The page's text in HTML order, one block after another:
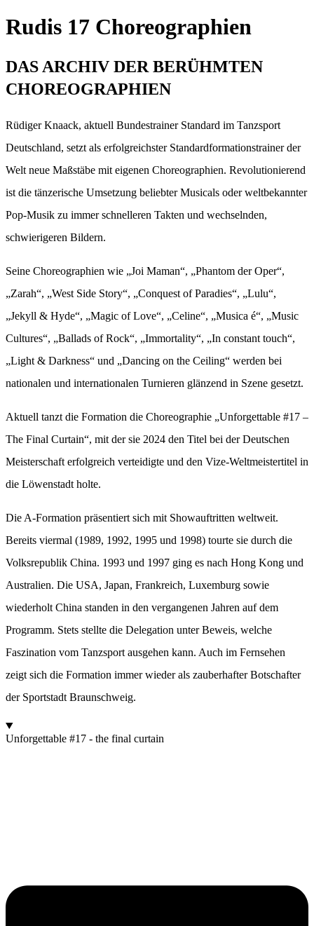
Rudis 17 Choreographien
DAS ARCHIV DER BERÜHMTEN
CHOREOGRAPHIEN
Rüdiger Knaack, aktuell Bundestrainer Standard im Tanzsport
Deutschland, setzt als erfolgreichster Standardformationstrainer der
Welt neue Maßstäbe mit eigenen Choreographien. Revolutionierend
ist die tänzerische Umsetzung beliebter Musicals oder weltbekannter
Pop-Musik zu immer schnelleren Takten und wechselnden,
schwierigeren Bildern.
Seine Choreographien wie „Joi Maman“, „Phantom der Oper“,
„Zarah“, „West Side Story“, „Conquest of Paradies“, „Lulu“,
„Jekyll & Hyde“, „Magic of Love“, „Celine“, „Musica é“, „Music
Cultures“, „Ballads of Rock“, „Immortality“, „In constant touch“,
„Light & Darkness“ und „Dancing on the Ceiling“ werden bei
nationalen und internationalen Turnieren glänzend in Szene gesetzt.
Aktuell tanzt die Formation die Choreographie „Unforgettable #17 –
The Final Curtain“, mit der sie 2024 den Titel bei der Deutschen
Meisterschaft erfolgreich verteidigte und den Vize-Weltmeistertitel in
die Löwenstadt holte.
Die A-Formation präsentiert sich mit Showauftritten weltweit.
Bereits viermal (1989, 1992, 1995 und 1998) tourte sie durch die
Volksrepublik China. 1993 und 1997 ging es nach Hong Kong und
Australien. Die USA, Japan, Frankreich, Luxemburg sowie
wiederholt China standen in den vergangenen Jahren auf dem
Programm. Stets stellte die Delegation unter Beweis, welche
Faszination vom Tanzsport ausgehen kann. Auch im Fernsehen
zeigt sich die Formation immer wieder als zauberhafter Botschafter
der Sportstadt Braunschweig.
Unforgettable #17 - the final curtain